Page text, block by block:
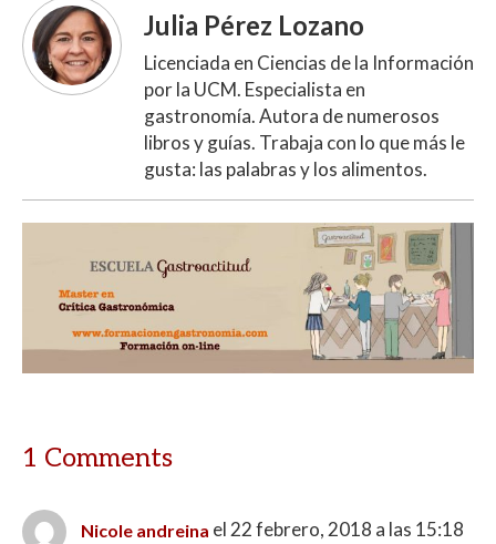
Julia Pérez Lozano
Licenciada en Ciencias de la Información
por la UCM. Especialista en
gastronomía. Autora de numerosos
libros y guías. Trabaja con lo que más le
gusta: las palabras y los alimentos.
1 Comments
Nicole andreina el 22 febrero, 2018 a las 15:18